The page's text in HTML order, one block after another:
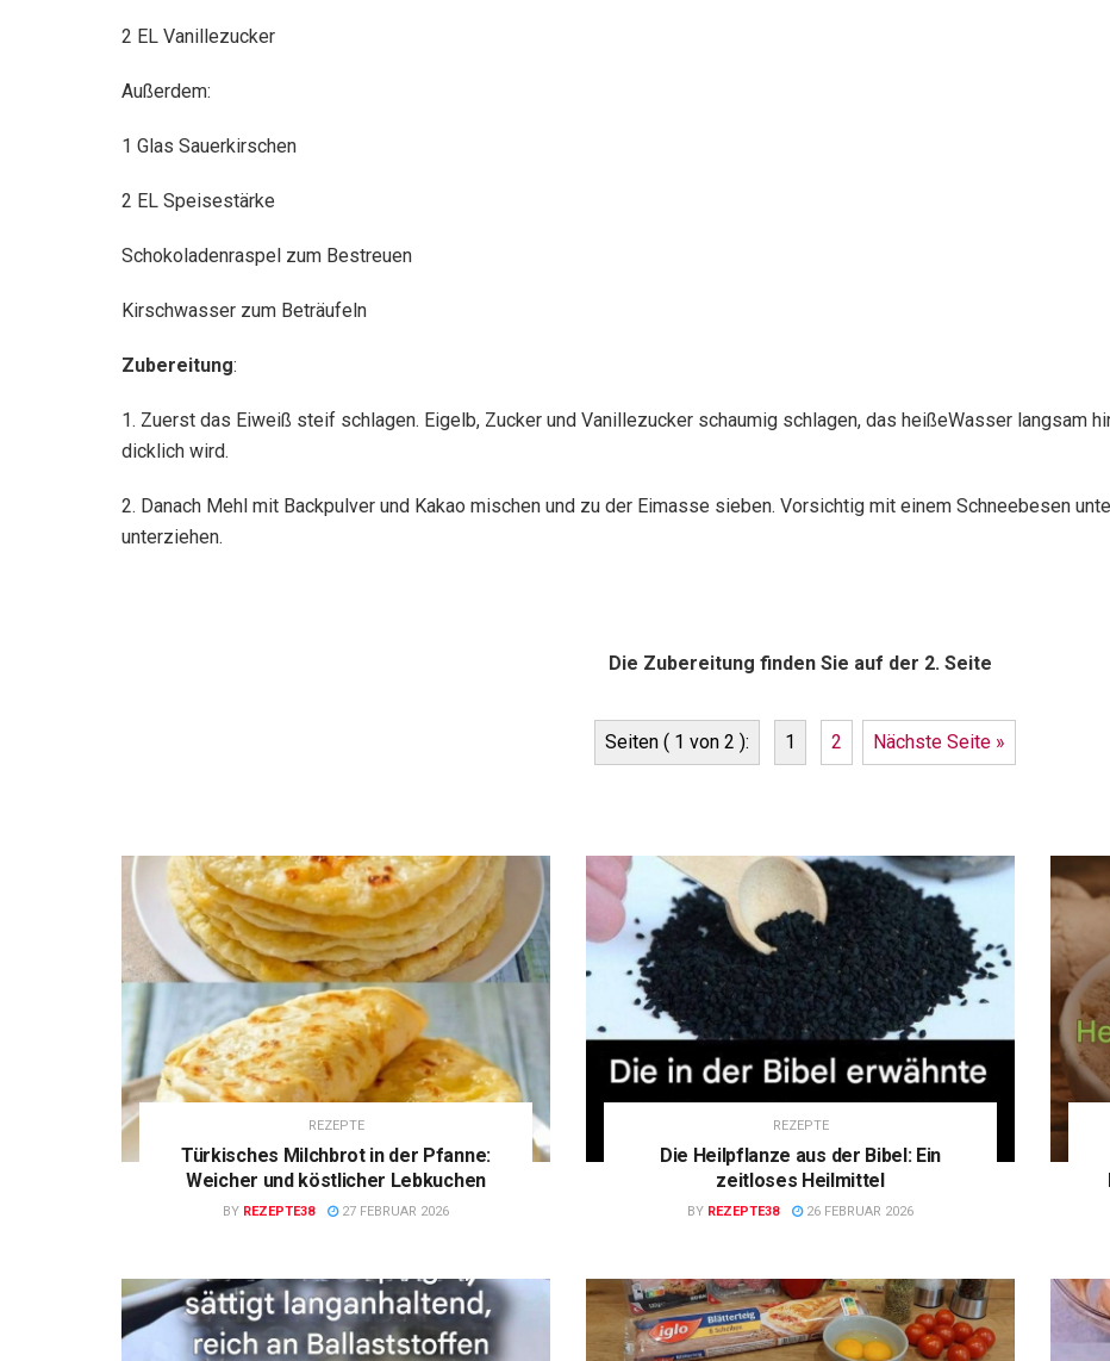
2 EL Vanillezucker
Außerdem:
1 Glas Sauerkirschen
2 EL Speisestärke
Schokoladenraspel zum Bestreuen
Kirschwasser zum Beträufeln
Zubereitung:
1. Zuerst das Eiweiß steif schlagen. Eigelb, Zucker und Vanillezucker schaumig schlagen, das heißeWasser langsam
dicklich wird.
2. Danach Mehl mit Backpulver und Kakao mischen und zu der Eimasse sieben. Vorsichtig mit einem Schneebesen
unterziehen.
Die Zubereitung finden Sie auf der 2. Seite
Seiten ( 1 von 2 ): 1 2 Nächste Seite »
REZEPTE
Türkisches Milchbrot in der Pfanne:
Weicher und köstlicher Lebkuchen
BY REZEPTE38 27 FEBRUAR 2026
REZEPTE
Die Heilpflanze aus der Bibel: Ein
zeitloses Heilmittel
BY REZEPTE38 26 FEBRUAR 2026